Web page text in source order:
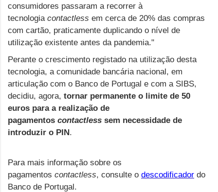
consumidores passaram a recorrer à
tecnologia contactless em cerca de 20% das compras
com cartão, praticamente duplicando o nível de
utilização existente antes da pandemia."
Perante o crescimento registado na utilização desta
tecnologia, a comunidade bancária nacional, em
articulação com o Banco de Portugal e com a SIBS,
decidiu, agora, tornar permanente o limite de 50
euros para a realização de
pagamentos contactless sem necessidade de
introduzir o PIN.
Para mais informação sobre os
pagamentos contactless, consulte o descodificador do
Banco de Portugal.